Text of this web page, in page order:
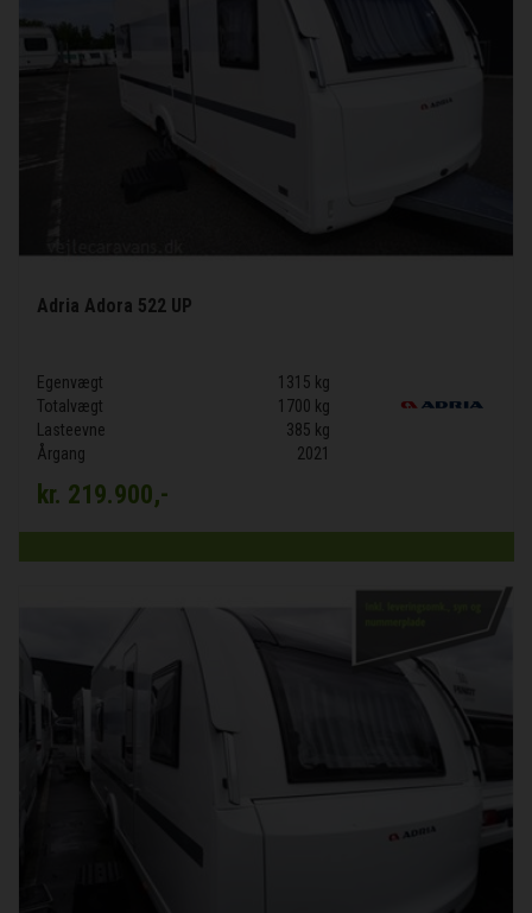
Adria Adora 522 UP
Egenvægt
1315 kg
Totalvægt
1700 kg
Lasteevne
385 kg
Årgang
2021
kr. 219.900,-